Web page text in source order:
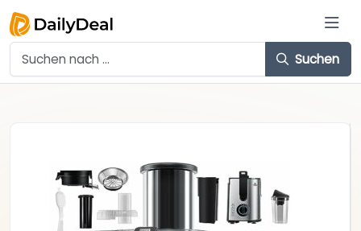
Suchen